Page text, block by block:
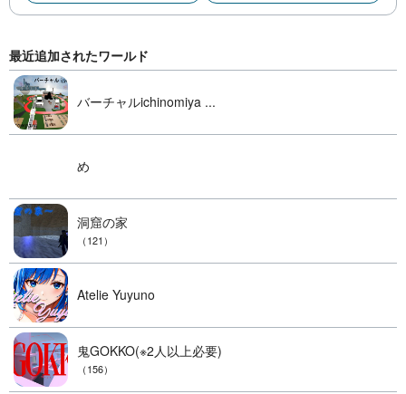
最近追加されたワールド
バーチャルichinomiya ...
め
洞窟の家
（121）
Atelie Yuyuno
鬼GOKKO(※2人以上必要)
（156）